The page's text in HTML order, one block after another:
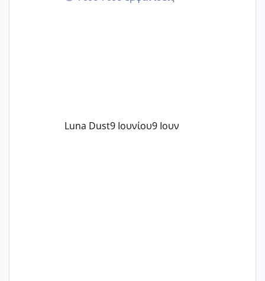
περνάνε με τίποτα.
Luna Dust9 Ιουνίου9 Ιουν